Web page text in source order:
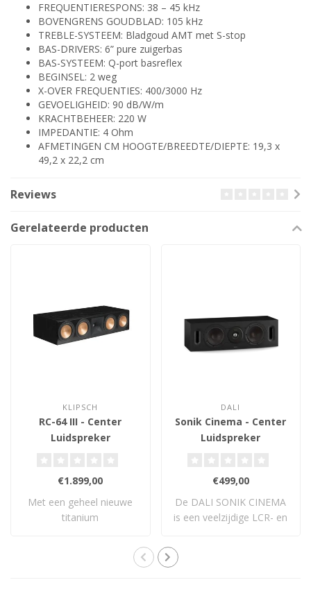
FREQUENTIERESPONS: 38 – 45 kHz
BOVENGRENS GOUDBLAD: 105 kHz
TREBLE-SYSTEEM: Bladgoud AMT met S-stop
BAS-DRIVERS: 6” pure zuigerbas
BAS-SYSTEEM: Q-port basreflex
BEGINSEL: 2 weg
X-OVER FREQUENTIES: 400/3000 Hz
GEVOELIGHEID: 90 dB/W/m
KRACHTBEHEER: 220 W
IMPEDANTIE: 4 Ohm
AFMETINGEN CM HOOGTE/BREEDTE/DIEPTE: 19,3 x
49,2 x 22,2 cm
Reviews
Gerelateerde producten
KLIPSCH
RC-64 III - Center
Luidspreker
€1.899,00
Met een geheel nieuwe
titanium
DALI
Sonik Cinema - Center
Luidspreker
€499,00
De DALI SONIK CINEMA
is een veelzijdige LCR- en